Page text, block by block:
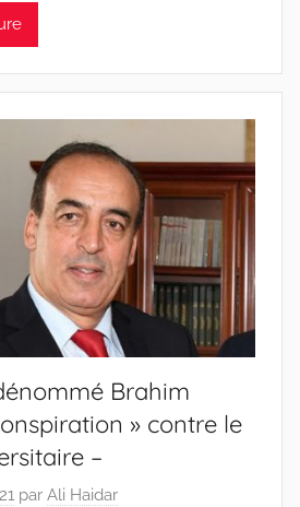
Brahim
» contre le
–
par Ali Haidar